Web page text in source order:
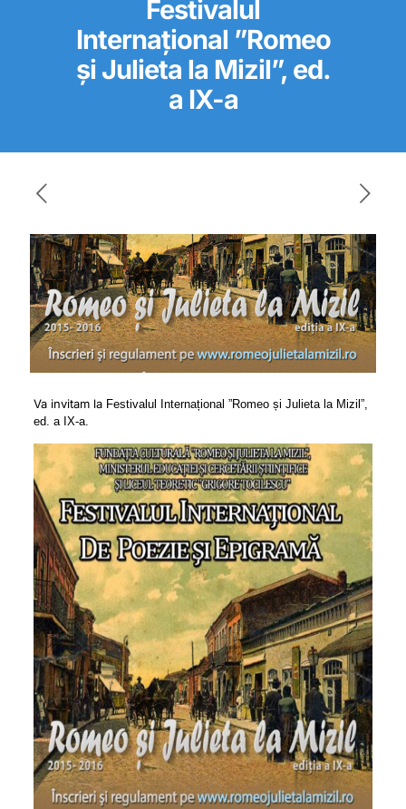
Festivalul
Internațional ”Romeo
și Julieta la Mizil”, ed.
a IX-a
Va invitam la Festivalul Internațional ”Romeo și Julieta la Mizil”,
ed. a IX-a.